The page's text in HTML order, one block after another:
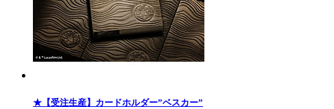
★【受注生産】カードホルダー”ベスカー”